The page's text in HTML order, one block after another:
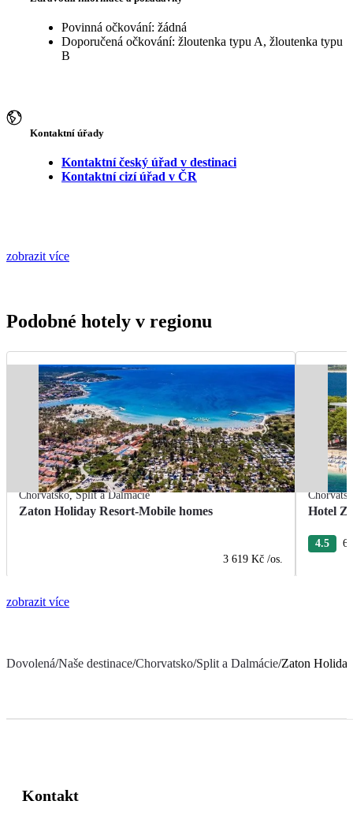
Povinná očkování: žádná
Doporučená očkování: žloutenka typu A, žloutenka typu
B
Kontaktní úřady
Kontaktní český úřad v destinaci
Kontaktní cizí úřad v ČR
zobrazit více
Podobné hotely v regionu
Chorvatsko,Split a Dalmácie
Zaton Holiday Resort-Mobile homes
3 619 Kč /os.
Hotel
4.5
zobrazit více
Dovolená/Naše destinace/Chorvatsko/Split a Dalmácie/Zaton
Kontakt